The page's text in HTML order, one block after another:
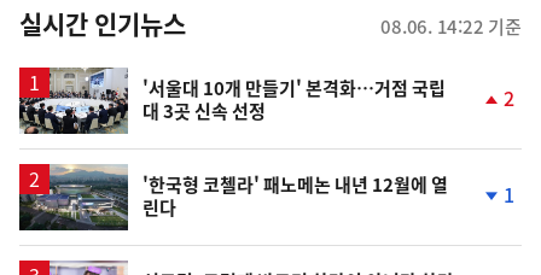
뉴
스
실시간 인기뉴스 08.06. 14:22 기준
'서울대 10개 만들기' 본격화…거점 국립
대 3곳 신속 선정
상
2
'한국형 코첼라' 패노메논 내년 12월에 열
린다
하
1